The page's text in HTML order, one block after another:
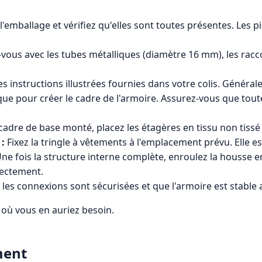
et vérifiez qu'elles sont toutes présentes. Les
avec les tubes métalliques (diamètre 16 mm), les
instructions illustrées fournies dans votre colis.
pour créer le cadre de l'armoire. Assurez-vous que
de base monté, placez les étagères en tissu non
Fixez la tringle à vêtements à l'emplacement prévu. Elle
fois la structure interne complète, enroulez la housse
connexions sont sécurisées et que l'armoire est stable
vous en auriez besoin.